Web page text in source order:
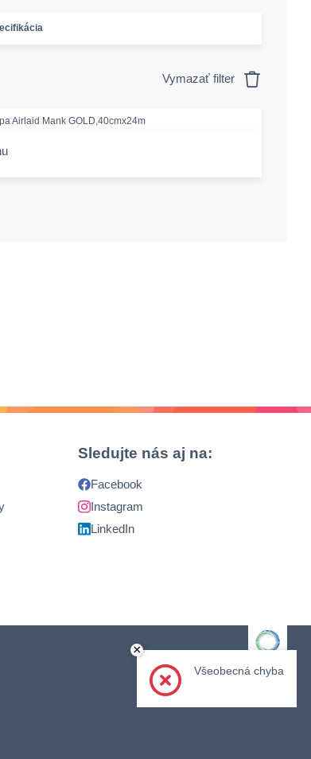
Vymazať filter
Airlaid Mank GOLD,40cmx24m
Sledujte nás aj na:
Facebook
Instagram
LinkedIn
Člen skupiny
×
Všeobecná chyba